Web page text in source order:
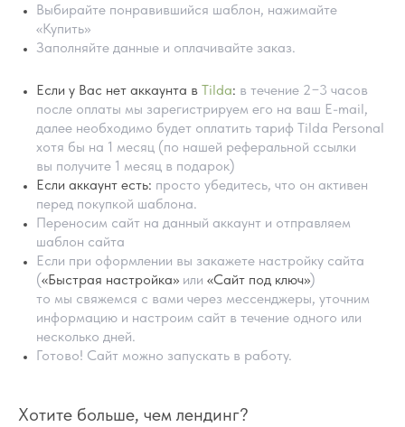
Выбирайте понравившийся шаблон, нажимайте
«Купить»
Заполняйте данные и оплачивайте заказ.
Если у Вас нет аккаунта в Tilda: в течение 2−3 часов
после оплаты мы зарегистрируем его на ваш E-mail,
далее необходимо будет оплатить тариф Tilda Personal
хотя бы на 1 месяц (по нашей реферальной ссылки
вы получите 1 месяц в подарок)
Если аккаунт есть: просто убедитесь, что он активен
перед покупкой шаблона.
Переносим сайт на данный аккаунт и отправляем
шаблон сайта
Если при оформлении вы закажете настройку сайта
(«Быстрая настройка» или «Сайт под ключ»)
то мы свяжемся с вами через мессенджеры, уточним
информацию и настроим сайт в течение одного или
несколько дней.
Готово! Сайт можно запускать в работу.
Хотите больше, чем лендинг?
ПОМОЩЬ В НАСТРОЙКИ
ШАБЛОНА